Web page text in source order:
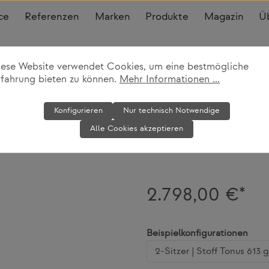
Referenzen Marken Produkte Magazin
Sofa Kiki
2.798,00 €*
Beispielkonfigurationen
Website verwendet Cookies, um eine bestmögliche
bieten zu können. Mehr Informationen ...
Nur technisch Notwendige
Konfigurieren
Alle Cookies akzeptieren